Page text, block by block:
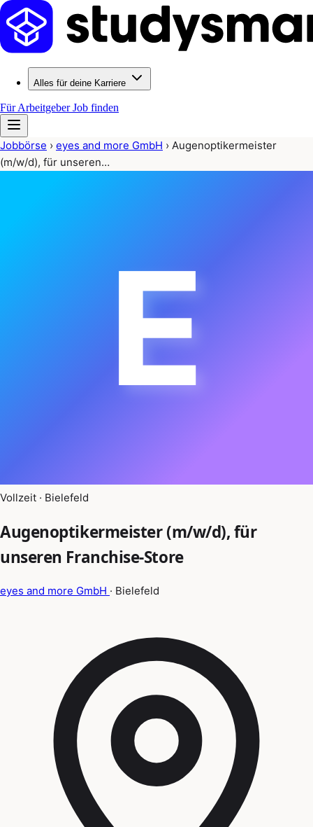
Alles für deine Karriere
Für ArbeitgeberJob finden
Jobbörse › eyes and more GmbH › Augenoptikermeister
(m/w/d), für unseren…
E
Vollzeit · Bielefeld
Augenoptikermeister (m/w/d), für
unseren Franchise-Store
eyes and more GmbH · Bielefeld